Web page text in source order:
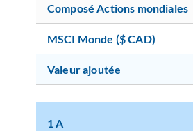
Composé Actions mondiales
MSCI Monde ($ CAD)
Valeur ajoutée
1 A